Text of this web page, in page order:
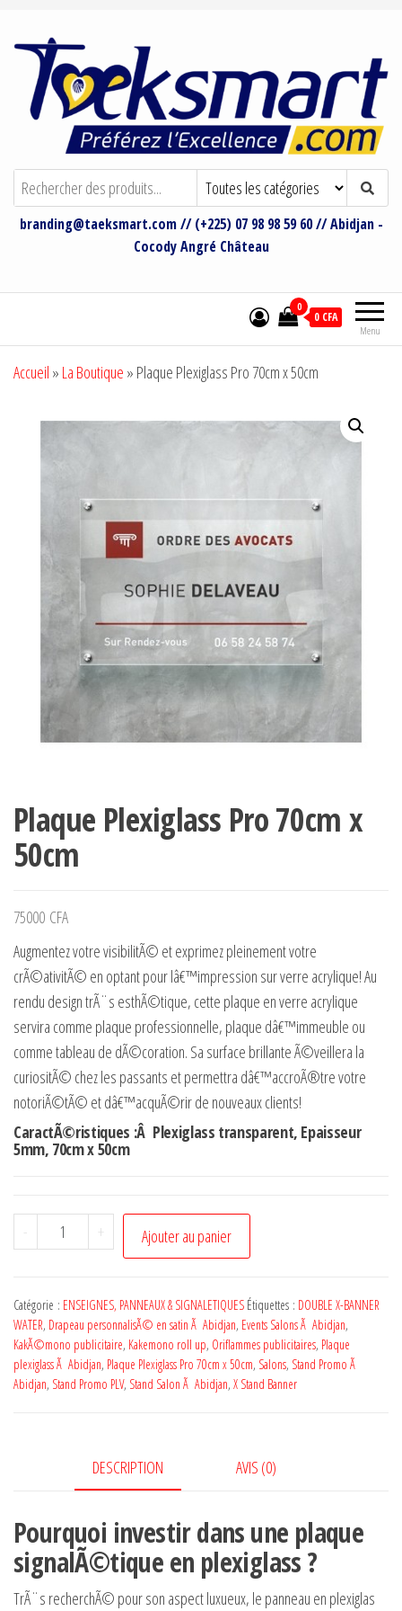
Taeksmart Group
Bienvenue sur le site de Taeksmart
Group
branding@taeksmart.com // (+225) 07 98 98 59 60 // Abidjan -
Cocody Angré Château
Menu
0
0 CFA
Accueil » La Boutique » Plaque Plexiglass Pro 70cm x 50cm
Plaque Plexiglass Pro 70cm x
50cm
75000 CFA
Augmentez votre visibilitÃ© et exprimez pleinement votre
crÃ©ativitÃ© en optant pour lâ€™impression sur verre acrylique! Au
rendu design trÃ¨s esthÃ©tique, cette plaque en verre acrylique
servira comme plaque professionnelle, plaque dâ€™immeuble ou
comme tableau de dÃ©coration. Sa surface brillante Ã©veillera la
curiositÃ© chez les passants et permettra dâ€™accroÃ®tre votre
notoriÃ©tÃ© et dâ€™acquÃ©rir de nouveaux clients!
CaractÃ©ristiques :Â Plexiglass transparent, Epaisseur
5mm, 70cm x 50cm
- + Ajouter au panier
Catégorie : ENSEIGNES, PANNEAUX & SIGNALETIQUES Étiquettes : DOUBLE X-BANNER
WATER, Drapeau personnalisÃ© en satin Ã Abidjan, Events Salons Ã Abidjan,
KakÃ©mono publicitaire, Kakemono roll up, Oriflammes publicitaires, Plaque
plexiglass Ã Abidjan, Plaque Plexiglass Pro 70cm x 50cm, Salons, Stand Promo Ã
Abidjan, Stand Promo PLV, Stand Salon Ã Abidjan, X Stand Banner
DESCRIPTION AVIS (0)
Pourquoi investir dans une plaque
signalÃ©tique en plexiglass ?
TrÃ¨s recherchÃ© pour son aspect luxueux, le panneau en plexiglas